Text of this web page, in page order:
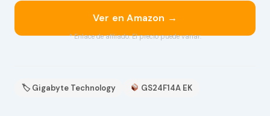
Ver en Amazon →
* Enlace de afiliado. El precio puede variar.
🏷 Gigabyte Technology GS24F14A EK